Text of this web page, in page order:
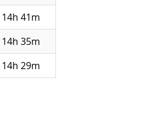
14h 41m
14h 35m
14h 29m